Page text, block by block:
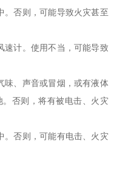
。否则，可能导致火灾甚至
速计。使用不当，可能导致
味、声音或冒烟，或有液体
否则，将有被电击、火灾
。否则，可能有电击、火灾